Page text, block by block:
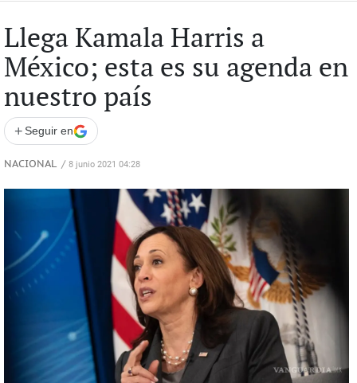
Llega Kamala Harris a
México; esta es su agenda en
nuestro país
+ Seguir en
NACIONAL / 8 junio 2021 04:28